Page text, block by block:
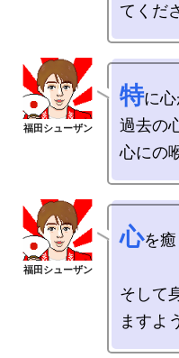
特に
過去の
心を
そして